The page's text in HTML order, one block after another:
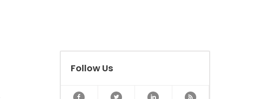
Follow Us